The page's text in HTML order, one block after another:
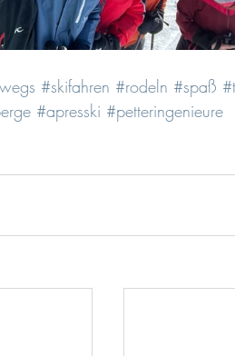
#skifahren #rodeln #spaß
#apresski #petteringenieure